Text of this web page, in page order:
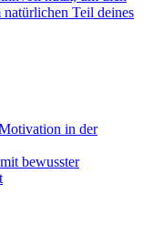
Teil deines
in der
bewusster